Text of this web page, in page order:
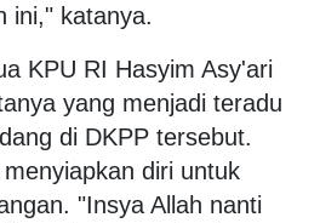
ini," katanya.
KPU RI Hasyim Asy'ari
yang menjadi teradu
di DKPP tersebut.
diri untuk
"Insya Allah nanti